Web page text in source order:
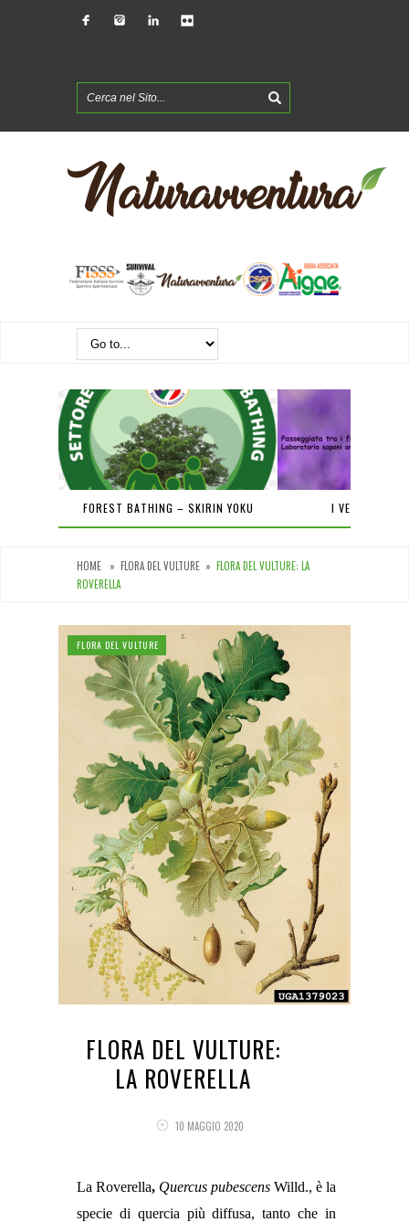
FOREST BATHING – SKIRIN YOKU I VENERDÌ
HOME » FLORA DEL VULTURE » FLORA DEL VULTURE: LA
ROVERELLA
FLORA DEL VULTURE
FLORA DEL VULTURE:
LA ROVERELLA
10 MAGGIO 2020
La Roverella, Quercus pubescens Willd., è la
specie di quercia più diffusa, tanto che in